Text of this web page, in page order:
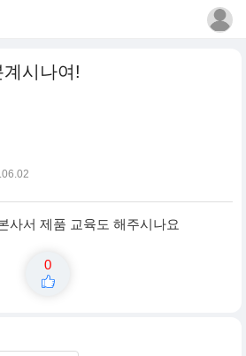
시나여!
사서 제품 교육도 해주시나요
0